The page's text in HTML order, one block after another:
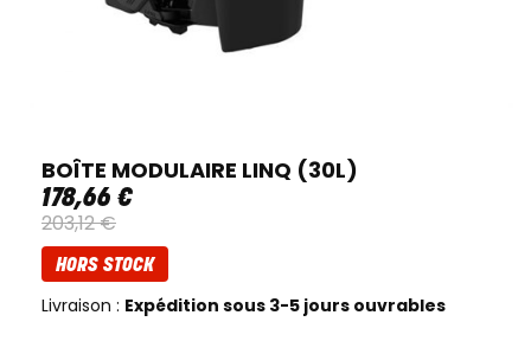
BOÎTE MODULAIRE LINQ (30L)
178,66 €
203,12€
HORS STOCK
Livraison : Expédition sous 3-5 jours ouvrables